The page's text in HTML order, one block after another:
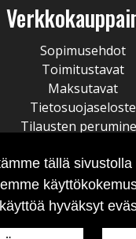
Sopimusehdot
Toimitustavat
Maksutavat
Tietosuojaseloste
Tilausten
tällä
hyväksyt